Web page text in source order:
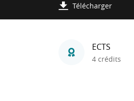
Télécharger
ECTS
4 crédits